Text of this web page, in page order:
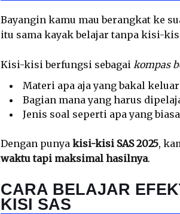
Bayangin kamu mau berangkat ke
itu sama kayak belajar tanpa kisi-
Kisi-kisi berfungsi sebagai kompas
Materi apa aja yang bakal
Bagian mana yang harus
Jenis soal seperti apa yang
Dengan punya kisi-kisi SAS 2025,
waktu tapi maksimal hasilnya.
CARA BELAJAR
KISI SAS